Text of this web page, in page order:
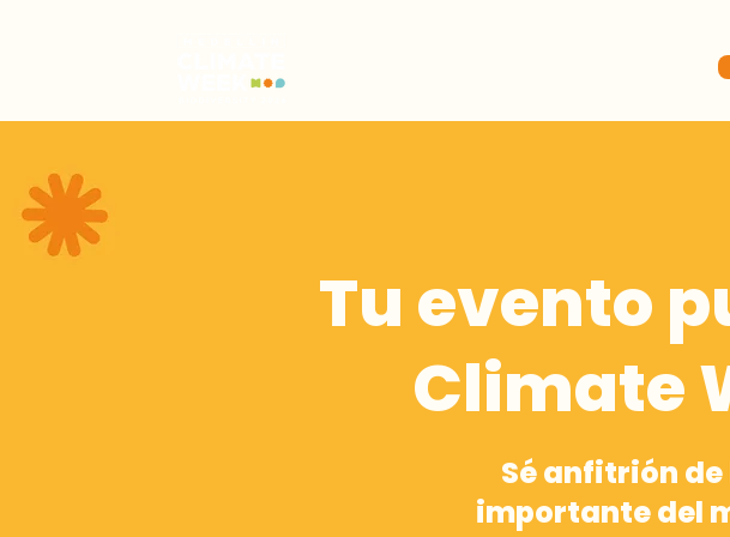
Tu evento
Climate
Sé anfitrión
importante del